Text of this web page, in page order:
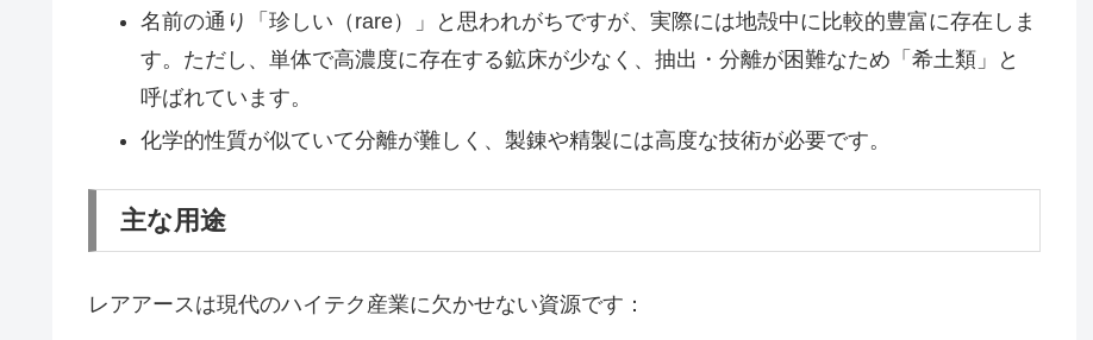
名前の通り「珍しい（rare）」と思われがちですが、実際には地殻中に比較的豊富に存在しま
す。ただし、単体で高濃度に存在する鉱床が少なく、抽出・分離が困難なため「希土類」と
呼ばれています。
化学的性質が似ていて分離が難しく、製錬や精製には高度な技術が必要です。
主な用途
レアアースは現代のハイテク産業に欠かせない資源です：